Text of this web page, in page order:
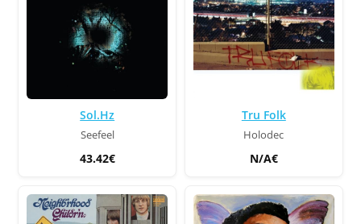
Sol.Hz
Seefeel
43.42€
Tru Folk
Holodec
N/A€